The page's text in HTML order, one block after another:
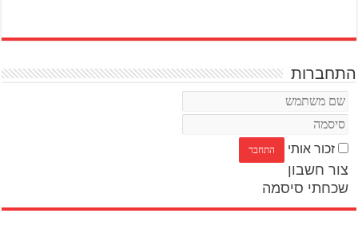
התחברות
זכור אותי
צור חשבון
שכחתי סיסמה